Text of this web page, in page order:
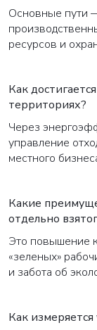
Основные пути
ресурсов и
Как
территориях?
Через
управление
местного
Какие
отдельно
Это повышение
«зеленых»
и забота об
Как